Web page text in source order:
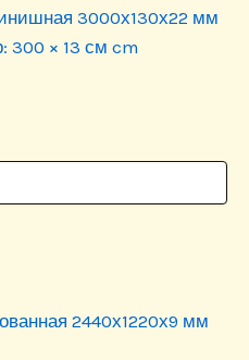
3000х130х22 мм
300 × 13 см cm